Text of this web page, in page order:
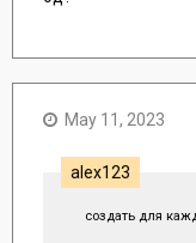
May 11, 2023
alex123
создать для